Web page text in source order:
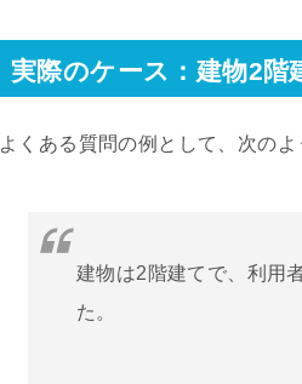
実際のケース：建物2階
よくある質問の例として、次のよ
建物は2階建てで、利用
た。